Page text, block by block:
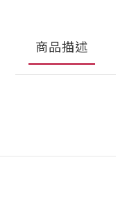
商品描述